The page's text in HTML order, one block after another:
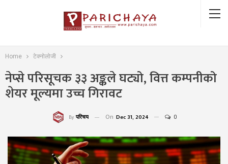
Home टेक्नोलोजी
नेप्से परिसूचक ३३ अङ्कले घट्यो, वित्त कम्पनीको
शेयर मूल्यमा उच्च गिरावट
By परिचय On Dec 31, 2024 0